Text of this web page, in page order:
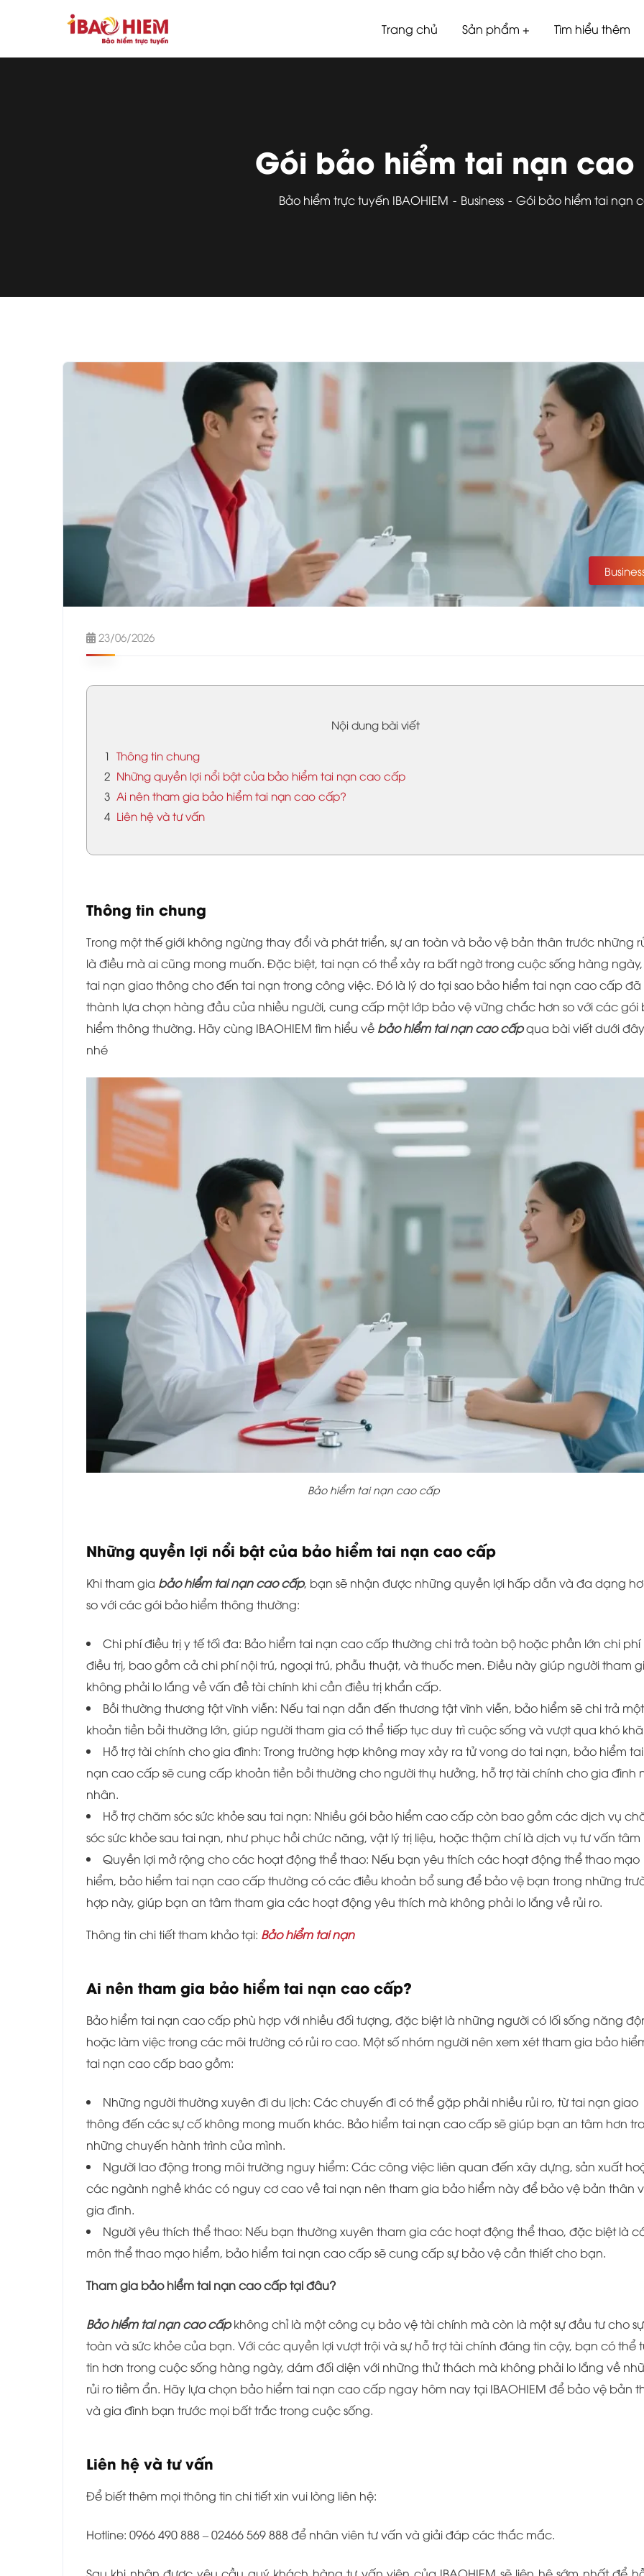
Trang chủ Sản phẩm Tìm hiểu thêm
Gói bảo hiểm tai nạn
Bảo hiểm trực tuyến IBAOHIEM Business Gói bảo hiểm tai nạn
23/06/2026
Nội dung bài viết
1 Thông tin chung
2 Những quyền lợi nổi bật của bảo hiểm tai nạn cao cấp
3 Ai nên tham gia bảo hiểm tai nạn cao cấp?
4 Liên hệ và tư vấn
Thông tin chung
Trong một thế giới không ngừng thay đổi và phát triển, sự an toàn và bảo vệ bản thân trước những
là điều mà ai cũng mong muốn. Đặc biệt, tai nạn có thể xảy ra bất ngờ trong cuộc sống hàng
tai nạn giao thông cho đến tai nạn trong công việc. Đó là lý do tại sao bảo hiểm tai nạn cao cấp đã
thành lựa chọn hàng đầu của nhiều người, cung cấp một lớp bảo vệ vững chắc hơn so với các gói
hiểm thông thường. Hãy cùng IBAOHIEM tìm hiểu về bảo hiểm tai nạn cao cấpqua bài viết dưới đây
nhé
Bảo hiểm tai nạn cao cấp
Những quyền lợi nổi bật của bảo hiểm tai nạn cao cấp
Khi tham gia bảo hiểm tai nạn cao cấp, bạn sẽ nhận được những quyền lợi hấp dẫn và đa dạng
so với các gói bảo hiểm thông thường:
Chi phí điều trị y tế tối đa: Bảo hiểm tai nạn cao cấp thường chi trả toàn bộ hoặc phần lớn chi phí
điều trị, bao gồm cả chi phí nội trú, ngoại trú, phẫu thuật, và thuốc men. Điều này giúp người tham
không phải lo lắng về vấn đề tài chính khi cần điều trị khẩn cấp.
Bồi thường thương tật vĩnh viễn: Nếu tai nạn dẫn đến thương tật vĩnh viễn, bảo hiểm sẽ chi trả một
khoản tiền bồi thường lớn, giúp người tham gia có thể tiếp tục duy trì cuộc sống và vượt qua khó
Hỗ trợ tài chính cho gia đình: Trong trường hợp không may xảy ra tử vong do tai nạn, bảo hiểm tai
nạn cao cấp sẽ cung cấp khoản tiền bồi thường cho người thụ hưởng, hỗ trợ tài chính cho gia đình
nhân.
Hỗ trợ chăm sóc sức khỏe sau tai nạn: Nhiều gói bảo hiểm cao cấp còn bao gồm các dịch vụ
sóc sức khỏe sau tai nạn, như phục hồi chức năng, vật lý trị liệu, hoặc thậm chí là dịch vụ tư vấn tâm
Quyền lợi mở rộng cho các hoạt động thể thao: Nếu bạn yêu thích các hoạt động thể thao mạo
hiểm, bảo hiểm tai nạn cao cấp thường có các điều khoản bổ sung để bảo vệ bạn trong những
hợp này, giúp bạn an tâm tham gia các hoạt động yêu thích mà không phải lo lắng về rủi ro.
Thông tin chi tiết tham khảo tại: Bảo hiểm tai nạn
Ai nên tham gia bảo hiểm tai nạn cao cấp?
Bảo hiểm tai nạn cao cấp phù hợp với nhiều đối tượng, đặc biệt là những người có lối sống năng
hoặc làm việc trong các môi trường có rủi ro cao. Một số nhóm người nên xem xét tham gia bảo
tai nạn cao cấp bao gồm:
Những người thường xuyên đi du lịch: Các chuyến đi có thể gặp phải nhiều rủi ro, từ tai nạn giao
thông đến các sự cố không mong muốn khác. Bảo hiểm tai nạn cao cấp sẽ giúp bạn an tâm hơn
những chuyến hành trình của mình.
Người lao động trong môi trường nguy hiểm: Các công việc liên quan đến xây dựng, sản xuất
các ngành nghề khác có nguy cơ cao về tai nạn nên tham gia bảo hiểm này để bảo vệ bản thân
gia đình.
Người yêu thích thể thao: Nếu bạn thường xuyên tham gia các hoạt động thể thao, đặc biệt là
môn thể thao mạo hiểm, bảo hiểm tai nạn cao cấp sẽ cung cấp sự bảo vệ cần thiết cho bạn.
Tham gia bảo hiểm tai nạn cao cấp tại đâu?
Bảo hiểm tai nạn cao cấpkhông chỉ là một công cụ bảo vệ tài chính mà còn là một sự đầu tư cho
toàn và sức khỏe của bạn. Với các quyền lợi vượt trội và sự hỗ trợ tài chính đáng tin cậy, bạn có thể
tin hơn trong cuộc sống hàng ngày, dám đối diện với những thử thách mà không phải lo lắng về
rủi ro tiềm ẩn. Hãy lựa chọn bảo hiểm tai nạn cao cấp ngay hôm nay tại IBAOHIEM để bảo vệ bản
và gia đình bạn trước mọi bất trắc trong cuộc sống.
Liên hệ và tư vấn
Để biết thêm mọi thông tin chi tiết xin vui lòng liên hệ:
Hotline: 0966 490 888 – 02466 569 888 để nhân viên tư vấn và giải đáp các thắc mắc.
Sau khi nhận được yêu cầu quý khách hàng tư vấn viên của IBAOHIEM sẽ liên hệ sớm nhất để